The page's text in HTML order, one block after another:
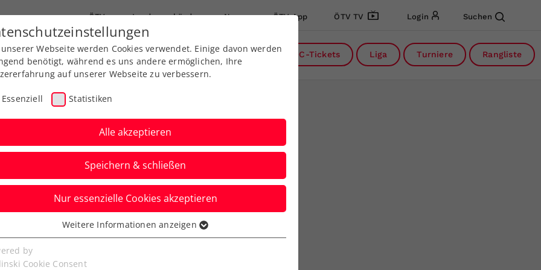
ÖTV Landesverbände News ÖTV App ÖTV TV Login Suchen
Ausbildung Services Über uns DC-Tickets Liga Turniere Rangliste
Sparring
Spaß am Tennisplatz. Am Samstag, den
Webseite werden Cookies verwendet. Einige davon werden
benötigt, während es uns andere ermöglichen, Ihre
auf unserer Webseite zu verbessern.
Essenziell Statistiken
Alle akzeptieren
Speichern & schließen
Nur essenzielle Cookies akzeptieren
Cookies werden für grundlegende Funktionen der
benötigt. Dadurch ist gewährleistet, dass die Webseite
Weitere Informationen anzeigen
by
Cookie Consent